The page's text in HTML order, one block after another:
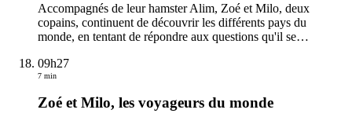
Accompagnés de leur hamster Alim, Zoé et Milo, deux
copains, continuent de découvrir les différents pays du
monde, en tentant de répondre aux questions qu'il se…
09h27
7 min
Zoé et Milo, les voyageurs du monde